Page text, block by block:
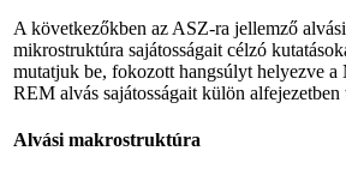
A következőkben az ASZ-ra jellemző
mikrostruktúra sajátosságait célzó
mutatjuk be, fokozott hangsúlyt helyezve a
REM alvás sajátosságait külön
Alvási makrostruktúra